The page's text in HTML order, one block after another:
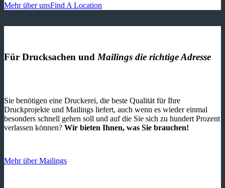
Mehr über unsFind A Location
Für Drucksachen und Mailings die richtige Adresse
Sie benötigen eine Druckerei, die beste ­Qualität für Ihre
Druckprojekte und Mailings liefert, auch wenn es wieder einmal
besonders schnell gehen soll und auf die Sie sich zu hundert Prozent
verlassen können? Wir bieten Ihnen, was Sie brauchen!
Mehr über Mailings